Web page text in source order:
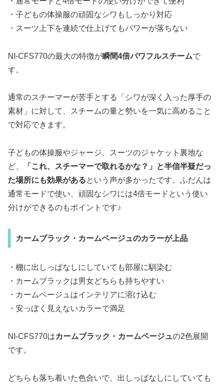
・子どもの体操服の頑固なシワもしっかり対応
・スーツ上下を連続で仕上げてもパワーが落ちない
NI-CFS770の最大の特徴が瞬間4倍パワフルスチームで
す。
通常のスチーマーが苦手とする「シワが深く入った厚手の
素材」に対して、スチームの量と勢いを一気に高めること
で対応できます。
子どもの体操服やジャージ、スーツのジャケット裏地な
ど、
「これ、スチーマーで取れるかな？」と半信半疑だっ
た場所にも効果があるという声が多かったです。ふだんは
通常モードで使い、頑固なシワには4倍モードという使い
分けができるのもポイントです♪
カームブラック・カームベージュのカラーが上品
・棚に出しっぱなしにしていても部屋に馴染む
・カームブラックは男女どちらも持ちやすい
・カームベージュはインテリアに溶け込む
・安っぽく見えないカラーで満足
NI-CFS770はカームブラック・カームベージュの2色展開
です。
どちらも落ち着いた色合いで、出しっぱなしにしていても